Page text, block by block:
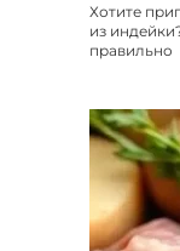
Хотите
из
правильно